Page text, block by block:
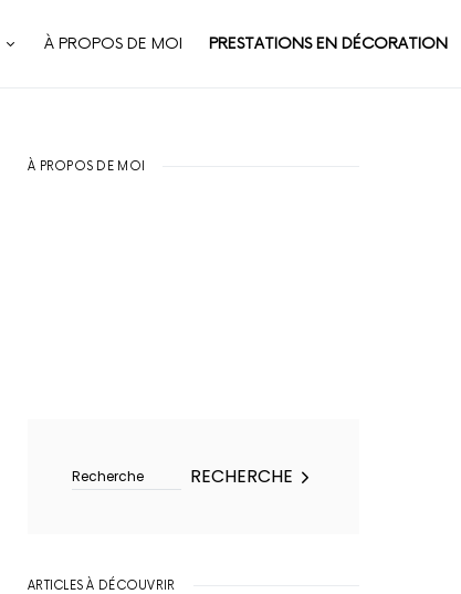
À PROPOS DE MOI PRESTATIONS EN DÉCORATION
À PROPOS DE MOI
RECHERCHE
ARTICLES À DÉCOUVRIR